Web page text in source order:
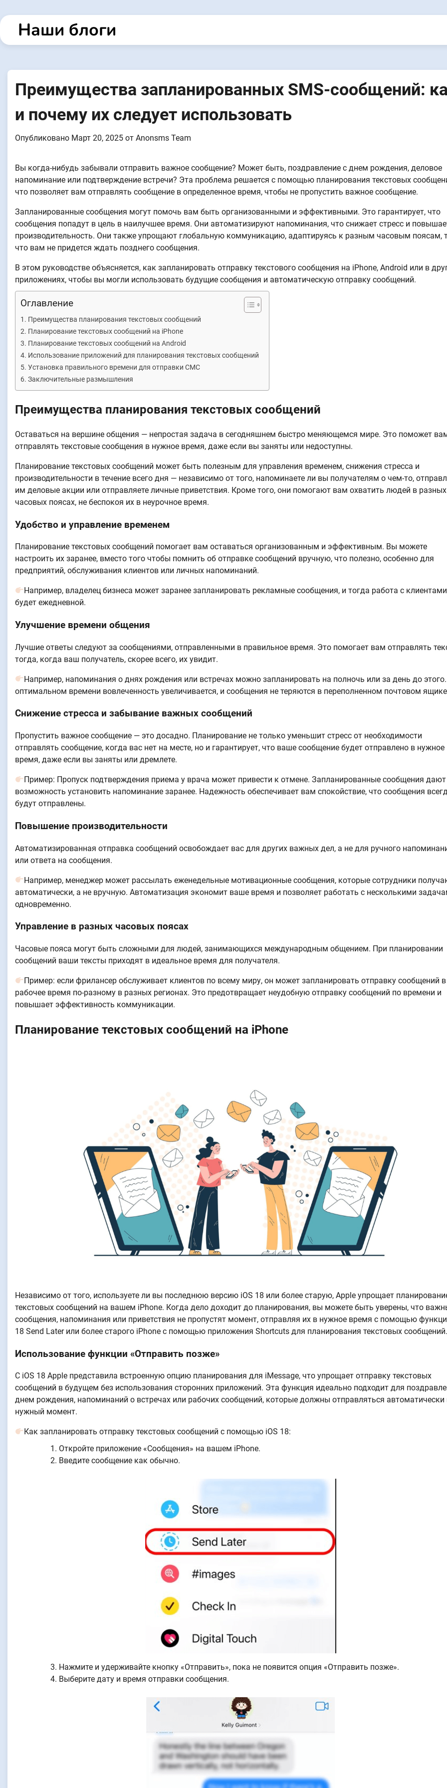
к
содержанию
Наши блоги
Преимущества запланированных SMS-сообщений:
и почему их следует использовать
Опубликовано Март 20, 2025 от Anonsms Team
Вы когда-нибудь забывали отправить важное сообщение? Может быть, поздравление с днем рождения, деловое
напоминание или подтверждение встречи? Эта проблема решается с помощью планирования текстовых
что позволяет вам отправлять сообщение в определенное время, чтобы не пропустить важное сообщение.
Запланированные сообщения могут помочь вам быть организованными и эффективными. Это гарантирует, что
сообщения попадут в цель в наилучшее время. Они автоматизируют напоминания, что снижает стресс и
производительность. Они также упрощают глобальную коммуникацию, адаптируясь к разным часовым поясам,
что вам не придется ждать позднего сообщения.
В этом руководстве объясняется, как запланировать отправку текстового сообщения на iPhone, Android или в
приложениях, чтобы вы могли использовать будущие сообщения и автоматическую отправку сообщений.
Оглавление
Преимущества планирования текстовых сообщений
Планирование текстовых сообщений на iPhone
Планирование текстовых сообщений на Android
Использование приложений для планирования текстовых сообщений
Установка правильного времени для отправки СМС
Заключительные размышления
Преимущества планирования текстовых сообщений
Оставаться на вершине общения — непростая задача в сегодняшнем быстро меняющемся мире. Это поможет
отправлять текстовые сообщения в нужное время, даже если вы заняты или недоступны.
Планирование текстовых сообщений может быть полезным для управления временем, снижения стресса и
производительности в течение всего дня — независимо от того, напоминаете ли вы получателям о чем-то,
им деловые акции или отправляете личные приветствия. Кроме того, они помогают вам охватить людей в разных
часовых поясах, не беспокоя их в неурочное время.
Удобство и управление временем
Планирование текстовых сообщений помогает вам оставаться организованным и эффективным. Вы можете
настроить их заранее, вместо того чтобы помнить об отправке сообщений вручную, что полезно, особенно для
предприятий, обслуживания клиентов или личных напоминаний.
Например, владелец бизнеса может заранее запланировать рекламные сообщения, и тогда работа с
будет ежедневной.
Улучшение времени общения
Лучшие ответы следуют за сообщениями, отправленными в правильное время. Это помогает вам отправлять
тогда, когда ваш получатель, скорее всего, их увидит.
Например, напоминания о днях рождения или встречах можно запланировать на полночь или за день до
оптимальном времени вовлеченность увеличивается, и сообщения не теряются в переполненном почтовом
Снижение стресса и забывание важных сообщений
Пропустить важное сообщение — это досадно. Планирование не только уменьшит стресс от необходимости
отправлять сообщение, когда вас нет на месте, но и гарантирует, что ваше сообщение будет отправлено в нужное
время, даже если вы заняты или дремлете.
Пример: Пропуск подтверждения приема у врача может привести к отмене. Запланированные сообщения
возможность установить напоминание заранее. Надежность обеспечивает вам спокойствие, что сообщения
будут отправлены.
Повышение производительности
Автоматизированная отправка сообщений освобождает вас для других важных дел, а не для ручного
или ответа на сообщения.
Например, менеджер может рассылать еженедельные мотивационные сообщения, которые сотрудники
автоматически, а не вручную. Автоматизация экономит ваше время и позволяет работать с несколькими
одновременно.
Управление в разных часовых поясах
Часовые пояса могут быть сложными для людей, занимающихся международным общением. При планировании
сообщений ваши тексты приходят в идеальное время для получателя.
Пример: если фрилансер обслуживает клиентов по всему миру, он может запланировать отправку сообщений в
рабочее время по-разному в разных регионах. Это предотвращает неудобную отправку сообщений по времени и
повышает эффективность коммуникации.
Планирование текстовых сообщений на iPhone
Независимо от того, используете ли вы последнюю версию iOS 18 или более старую, Apple упрощает
текстовых сообщений на вашем iPhone. Когда дело доходит до планирования, вы можете быть уверены, что
сообщения, напоминания или приветствия не пропустят момент, отправляя их в нужное время с помощью
18 Send Later или более старого iPhone с помощью приложения Shortcuts для планирования текстовых сообщений.
Использование функции «Отправить позже»
С iOS 18 Apple представила встроенную опцию планирования для iMessage, что упрощает отправку текстовых
сообщений в будущем без использования сторонних приложений. Эта функция идеально подходит для
днем рождения, напоминаний о встречах или рабочих сообщений, которые должны отправляться автоматически
нужный момент.
Как запланировать отправку текстовых сообщений с помощью iOS 18:
Откройте приложение «Сообщения» на вашем iPhone.
Введите сообщение как обычно.
Нажмите и удерживайте кнопку «Отправить», пока не появится опция «Отправить позже».
Выберите дату и время отправки сообщения.